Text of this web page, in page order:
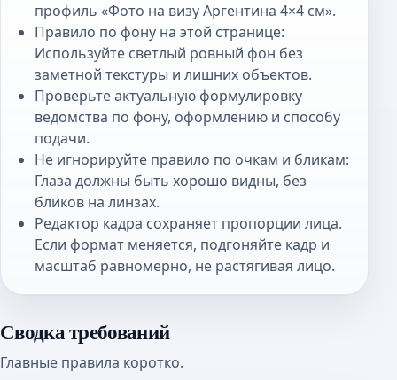
профиль «Фото на визу Аргентина 4×4 см».
Правило по фону на этой странице:
Используйте светлый ровный фон без
заметной текстуры и лишних объектов.
Проверьте актуальную формулировку
ведомства по фону, оформлению и способу
подачи.
Не игнорируйте правило по очкам и бликам:
Глаза должны быть хорошо видны, без
бликов на линзах.
Редактор кадра сохраняет пропорции лица.
Если формат меняется, подгоняйте кадр и
масштаб равномерно, не растягивая лицо.
Сводка требований
Главные правила коротко.